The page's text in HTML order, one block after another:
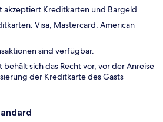
akzeptiert Kreditkarten und Bargeld.
Visa, Mastercard, American
sind verfügbar.
sich das Recht vor, vor der Anreise
der Kreditkarte des Gasts